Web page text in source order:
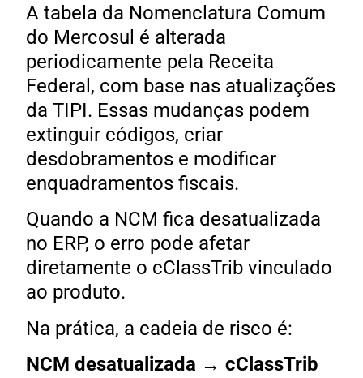
A tabela da Nomenclatura Comum
do Mercosul é alterada
periodicamente pela Receita
Federal, com base nas atualizações
da TIPI. Essas mudanças podem
extinguir códigos, criar
desdobramentos e modificar
enquadramentos fiscais.
Quando a NCM fica desatualizada
no ERP, o erro pode afetar
diretamente o cClassTrib vinculado
ao produto.
Na prática, a cadeia de risco é:
NCM desatualizada → cClassTrib